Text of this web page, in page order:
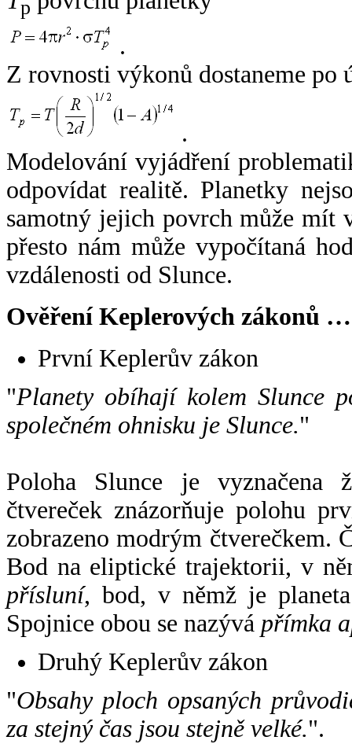
p
.
Z rovnosti výkonů dostaneme po
.
Modelování vyjádření
odpovídat realitě. Planetky
samotný jejich povrch může mít
přesto nám může vypočítaná
vzdálenosti od Slunce.
Ověření Keplerových zákonů …
První Keplerův zákon
"Planety obíhají kolem Slunce
společném ohnisku je Slunce."
Poloha Slunce je vyznačena
čtvereček znázorňuje polohu
zobrazeno modrým čtverečkem.
Bod na eliptické trajektorii, v
přísluní, bod, v němž je
Spojnice obou se nazývá přímka
Druhý Keplerův zákon
"Obsahy ploch opsaných
za stejný čas jsou stejně velké.".